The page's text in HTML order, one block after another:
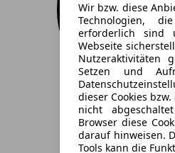
Wir bzw. diese
Technologien,
erforderlich sind
Webseite
Nutzeraktivitäten
Setzen und
dieser Cookies
nicht
Browser diese
darauf hinweisen.
Tools kann die